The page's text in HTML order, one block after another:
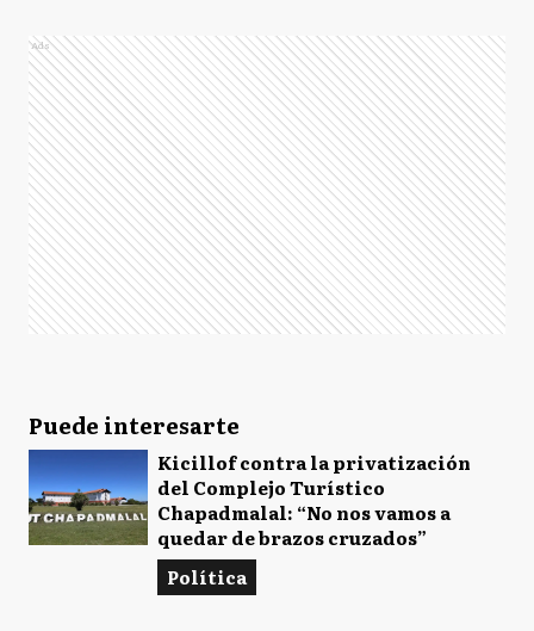
Ads
Puede interesarte
Kicillof contra la privatización
del Complejo Turístico
Chapadmalal: “No nos vamos a
quedar de brazos cruzados”
Política